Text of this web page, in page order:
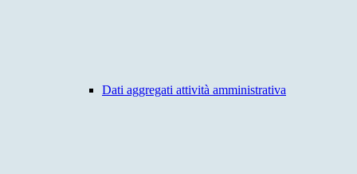
Dati aggregati attività amministrativa